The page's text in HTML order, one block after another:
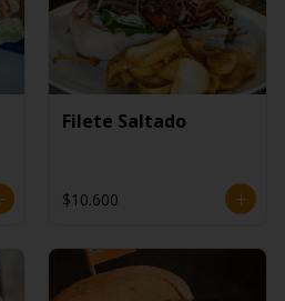
Filete Saltado
$10.600